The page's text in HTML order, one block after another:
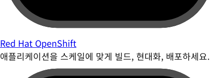
Red Hat OpenShift
애플리케이션을 스케일에 맞게 빌드, 현대화, 배포하세요.